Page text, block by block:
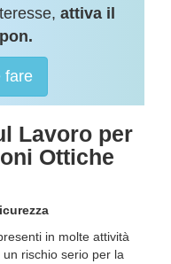
attiva il
fare
Lavoro per
Ottiche
in molte attività
rischio serio per la